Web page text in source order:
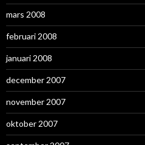
mars 2008
februari 2008
januari 2008
december 2007
november 2007
oktober 2007